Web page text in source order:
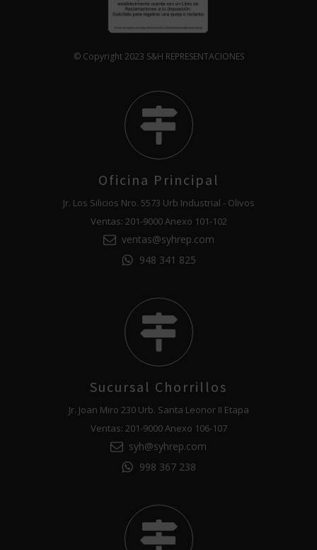
© Copyright 2023 S&H REPRESENTACIONES
Oficina Principal
Jr. Los Silicios Nro. 5573 Urb Industrial - Olivos
Ventas: 201-9000 Anexo 101-102
ventas@syhrep.com
948 341 825
Sucursal Chorrillos
Jr. Joan Miro 230 Urb. Santa Leonor II Etapa
Ventas: 201-9000 Anexo 106-107
syh@syhrep.com
998 367 238